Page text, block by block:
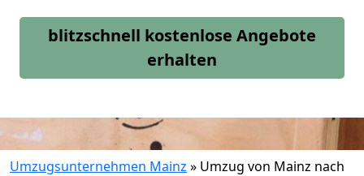
blitzschnell kostenlose Angebote
erhalten
Umzugsunternehmen Mainz » Umzug von Mainz nach